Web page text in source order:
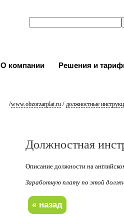
О компании Решения и
/www.obzorzarplat.ru/ должностные
Должностная
Описание должности на
Заработную плату по этой